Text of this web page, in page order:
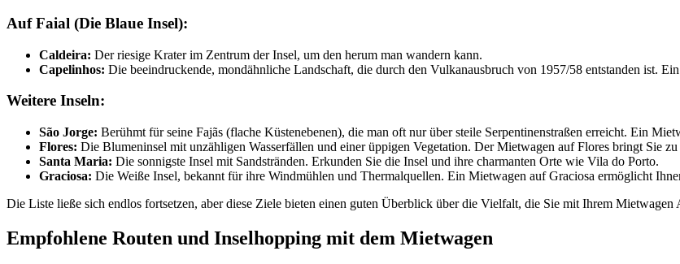
Auf Faial (Die Blaue Insel):
Caldeira: Der riesige Krater im Zentrum der Insel, um den herum man wandern kann.
Capelinhos: Die beeindruckende, mondähnliche Landschaft, die durch den Vulkanausbruch von 1957/58 entstanden ist.
Weitere Inseln:
São Jorge: Berühmt für seine Fajãs (flache Küstenebenen), die man oft nur über steile Serpentinenstraßen erreicht. Ein
Flores: Die Blumeninsel mit unzähligen Wasserfällen und einer üppigen Vegetation. Der Mietwagen auf Flores bringt Sie zu
Santa Maria: Die sonnigste Insel mit Sandstränden. Erkunden Sie die Insel und ihre charmanten Orte wie Vila do Porto.
Graciosa: Die Weiße Insel, bekannt für ihre Windmühlen und Thermalquellen. Ein Mietwagen auf Graciosa ermöglicht
Die Liste ließe sich endlos fortsetzen, aber diese Ziele bieten einen guten Überblick über die Vielfalt, die Sie mit Ihrem Mietwagen
Empfohlene Routen und Inselhopping mit dem Mietwagen